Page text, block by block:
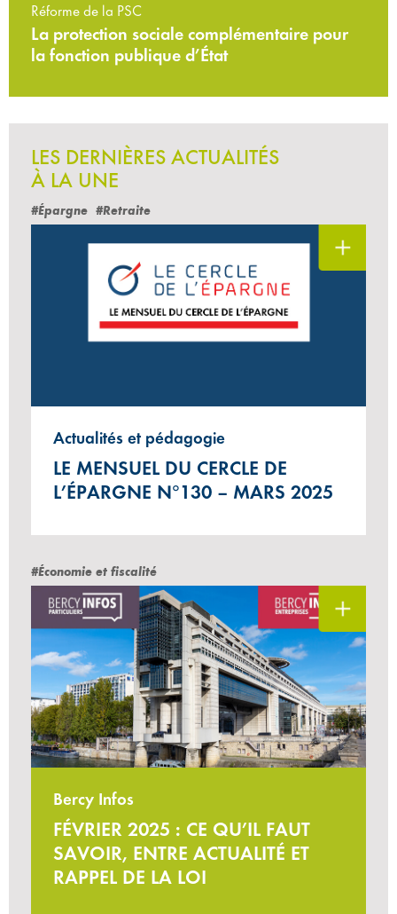
Réforme de la PSC
La protection sociale complémentaire pour
la fonction publique d’État
LES DERNIÈRES ACTUALITÉS
À LA UNE
#Épargne #Retraite
Actualités et pédagogie
LE MENSUEL DU CERCLE DE
L’ÉPARGNE N°130 – MARS 2025
#Économie et fiscalité
Bercy Infos
FÉVRIER 2025 : CE QU’IL FAUT
SAVOIR, ENTRE ACTUALITÉ ET
RAPPEL DE LA LOI